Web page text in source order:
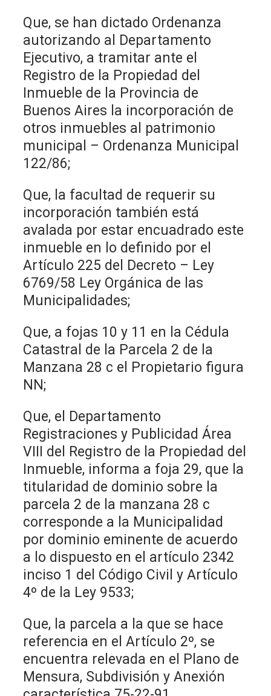
Que, se han dictado Ordenanza
autorizando al Departamento
Ejecutivo, a tramitar ante el
Registro de la Propiedad del
Inmueble de la Provincia de
Buenos Aires la incorporación de
otros inmuebles al patrimonio
municipal – Ordenanza Municipal
122/86;
Que, la facultad de requerir su
incorporación también está
avalada por estar encuadrado este
inmueble en lo definido por el
Artículo 225 del Decreto – Ley
6769/58 Ley Orgánica de las
Municipalidades;
Que, a fojas 10 y 11 en la Cédula
Catastral de la Parcela 2 de la
Manzana 28 c el Propietario figura
NN;
Que, el Departamento
Registraciones y Publicidad Área
VIII del Registro de la Propiedad del
Inmueble, informa a foja 29, que la
titularidad de dominio sobre la
parcela 2 de la manzana 28 c
corresponde a la Municipalidad
por dominio eminente de acuerdo
a lo dispuesto en el artículo 2342
inciso 1 del Código Civil y Artículo
4º de la Ley 9533;
Que, la parcela a la que se hace
referencia en el Artículo 2º, se
encuentra relevada en el Plano de
Mensura, Subdivisión y Anexión